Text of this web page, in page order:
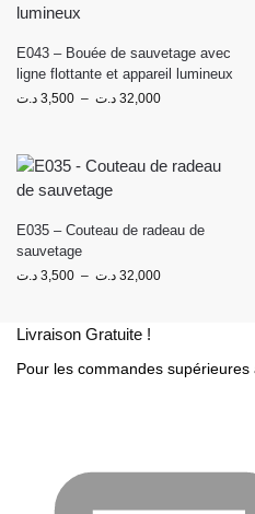
E043 – Bouée de sauvetage avec
ligne flottante et appareil lumineux
3,500 د.ت – 32,000 د.ت
E035 – Couteau de radeau de
sauvetage
3,500 د.ت – 32,000 د.ت
Livraison Gratuite !
Pour les commandes supérieures